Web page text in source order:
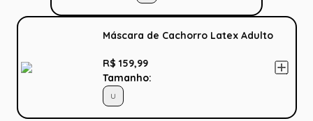
Máscara de Cachorro Latex Adulto
R$ 159,99
Tamanho:
U